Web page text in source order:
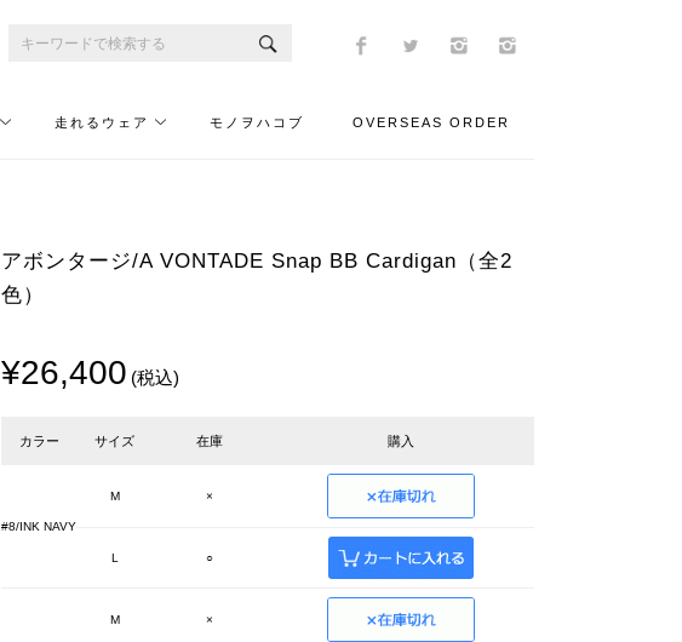
走れるウェア モノヲハコブ OVERSEAS ORDER
アボンタージ/A VONTADE Snap BB Cardigan（全2
色）
¥26,400 (税込)
カラー サイズ 在庫 購入
#8/INK NAVY
M ×
L ○
M ×